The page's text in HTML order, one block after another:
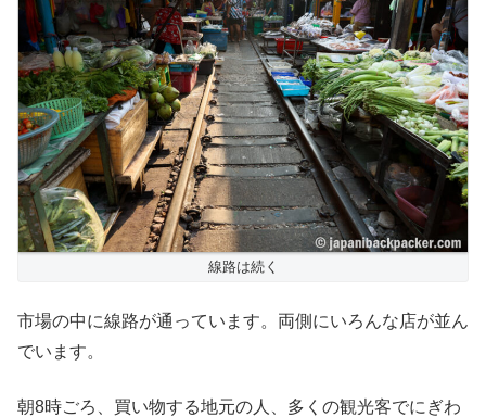
線路は続く
市場の中に線路が通っています。両側にいろんな店が並ん
でいます。
朝8時ごろ、買い物する地元の人、多くの観光客でにぎわ